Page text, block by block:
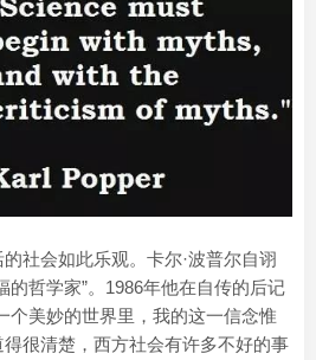
社会如此乐观。卡尔·波普尔自诩
的哲学家”。1986年他在自传的后记
个美妙的世界里，我的这一信念惟
很清楚，西方社会有许多不好的事